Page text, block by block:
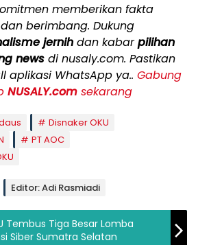
memberikan fakta
berimbang. Dukung
jernih dan kabarpilihan
news di nusaly.com. Pastikan
aplikasi WhatsApp ya.. Gabung
NUSALY.com sekarang
Disnaker OKU
PT AOC
Editor: Adi Rasmiadi
Tembus Tiga Besar Lomba
Siber Sumatra Selatan